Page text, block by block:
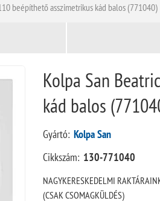
beépíthető asszimetrikus kád balos (771040)
Kolpa San
kád balos
Gyártó: Kolpa San
Cikkszám: 130-771040
NAGYKERESKEDELMI
(CSAK CSOMAGKÜLDÉS)